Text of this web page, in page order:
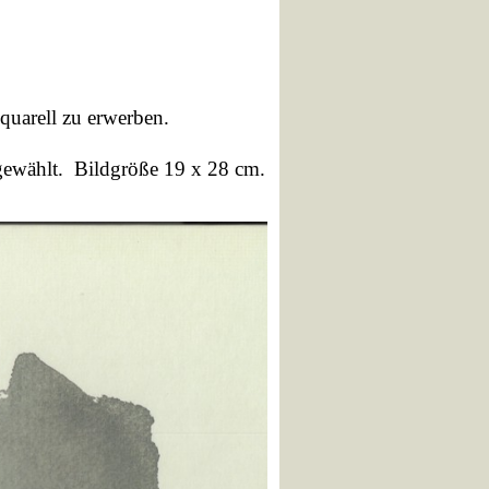
zu erwerben.
Bildgröße 19 x 28 cm.